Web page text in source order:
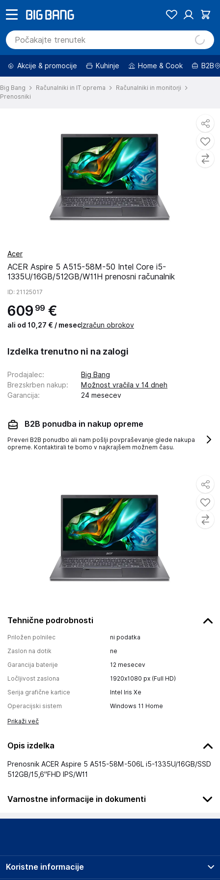
Akcije & promocije Kuhinje Home & Cook B2B
Big Bang Računalniki in IT oprema
Računalniki in monitorji
Prenosniki
Tehnične podrobnosti
Priložen polnilec
ni podatka
Zaslon na dotik
ne
Garancija baterije
12 mesecev
Ločljivost zaslona
1920x1080 px (Full HD)
Serija grafične kartice
Intel Iris Xe
Operacijski sistem
Windows 11 Home
Prikaži več
Opis izdelka
Prenosnik ACER Aspire 5 A515-58M-506L i5-1335U/16GB/SSD
512GB/15,6''FHD IPS/W11
Varnostne informacije in dokumenti
Podatki o proizvajalcu
Acer Inc.
Acer
ACER Aspire 5 A515-58M-50 Intel Core i5-
1335U/16GB/512GB/W11H prenosni računalnik
ID: 21125017
609 99 €
ali od 10,27 € / mesec Izračun obrokov
Izdelka trenutno ni na zalogi
Prodajalec:
Big Bang
Brezskrben nakup:
Možnost vračila v 14 dneh
Garancija: 24 mesecev
B2B ponudba in nakup opreme
Preveri B2B ponudbo ali nam pošlji povpraševanje glede nakupa
opreme. Kontaktirali te bomo v najkrajšem možnem času.
Koristne informacije